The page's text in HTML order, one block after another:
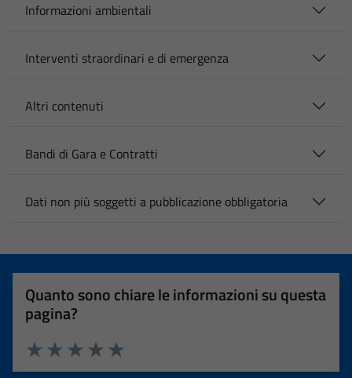
Informazioni ambientali
Interventi straordinari e di emergenza
Altri contenuti
Bandi di Gara e Contratti
Dati non più soggetti a pubblicazione obbligatoria
Quanto sono chiare le informazioni su questa
pagina?
Valuta 5 stelle su 5
Valuta 4 stelle su 5
Valuta 3 stelle su 5
Valuta 2 stelle su 5
Valuta 1 stelle su 5